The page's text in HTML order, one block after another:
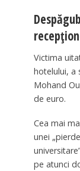
Victima
hotelului, a
Mohand
de euro.
Cea mai
unei
pe atunci